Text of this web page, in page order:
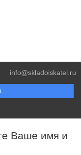
info@skladoiskatel.ru
Ваше имя и